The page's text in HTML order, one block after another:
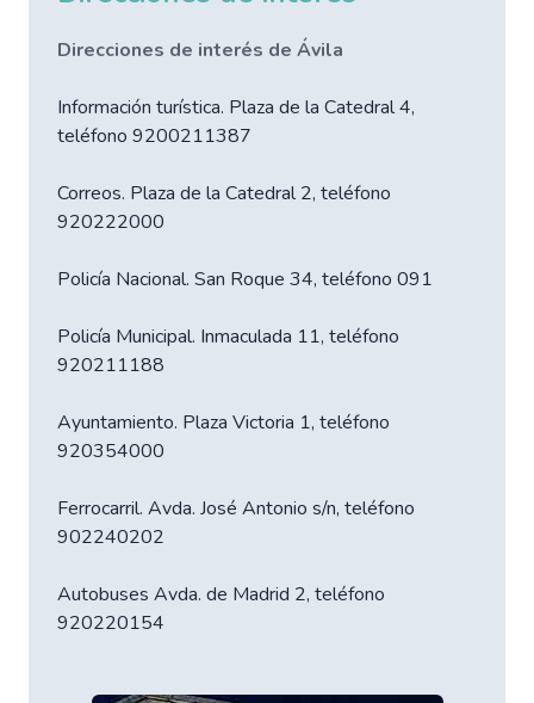
Direcciones de interés de Ávila
Información turística. Plaza de la Catedral 4,
teléfono 9200211387
Correos. Plaza de la Catedral 2, teléfono
920222000
Policía Nacional. San Roque 34, teléfono 091
Policía Municipal. Inmaculada 11, teléfono
920211188
Ayuntamiento. Plaza Victoria 1, teléfono
920354000
Ferrocarril. Avda. José Antonio s/n, teléfono
902240202
Autobuses Avda. de Madrid 2, teléfono
920220154